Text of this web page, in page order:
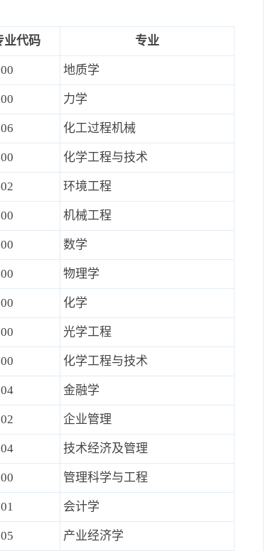
业代码 专业
地质学
力学
化工过程机械
化学工程与技术
环境工程
机械工程
数学
物理学
化学
光学工程
化学工程与技术
金融学
企业管理
技术经济及管理
管理科学与工程
会计学
产业经济学